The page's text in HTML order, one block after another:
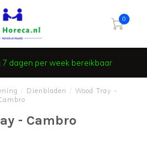
0
7 dagen per week bereikbaar
Dienbladen
Wood Tray -
- Cambro